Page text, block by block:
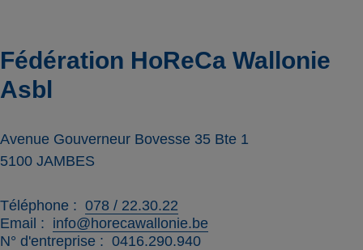
Fédération HoReCa Wallonie
Asbl
Avenue Gouverneur Bovesse 35 Bte 1
5100 JAMBES
Téléphone
078 / 22.30.22
Email
info@horecawallonie.be
N° d'entreprise
0416.290.940